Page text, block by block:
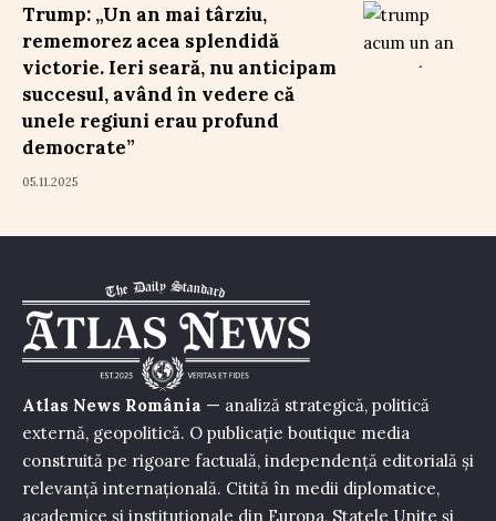
Trump: „Un an mai târziu,
rememorez acea splendidă
victorie. Ieri seară, nu anticipam
succesul, având în vedere că
unele regiuni erau profund
democrate”
05.11.2025
Atlas News România — analiză strategică, politică
externă, geopolitică. O publicație boutique media
construită pe rigoare factuală, independență editorială și
relevanță internațională. Citită în medii diplomatice,
academice și instituționale din Europa, Statele Unite și